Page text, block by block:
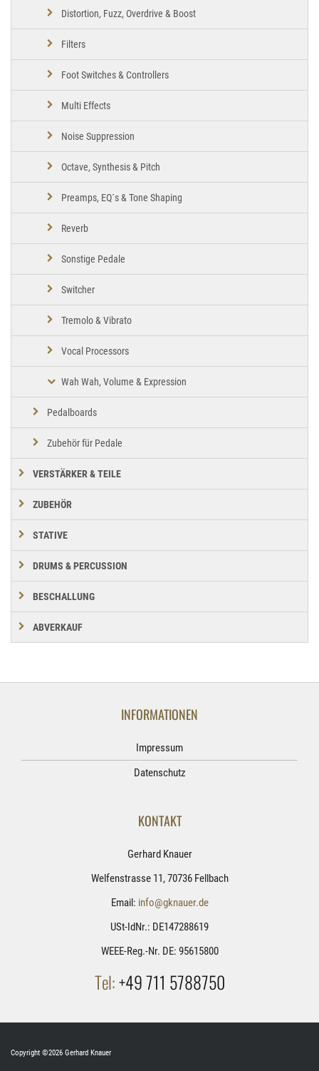
Distortion, Fuzz, Overdrive & Boost
Filters
Foot Switches & Controllers
Multi Effects
Noise Suppression
Octave, Synthesis & Pitch
Preamps, EQ´s & Tone Shaping
Reverb
Sonstige Pedale
Switcher
Tremolo & Vibrato
Vocal Processors
Wah Wah, Volume & Expression
Pedalboards
Zubehör für Pedale
VERSTÄRKER & TEILE
ZUBEHÖR
STATIVE
DRUMS & PERCUSSION
BESCHALLUNG
ABVERKAUF
INFORMATIONEN
Impressum
Datenschutz
KONTAKT
Gerhard Knauer
Welfenstrasse 11, 70736 Fellbach
Email: info@gknauer.de
USt-IdNr.: DE147288619
WEEE-Reg.-Nr. DE: 95615800
Tel:+49 711 5788750
Copyright ©2026 Gerhard Knauer